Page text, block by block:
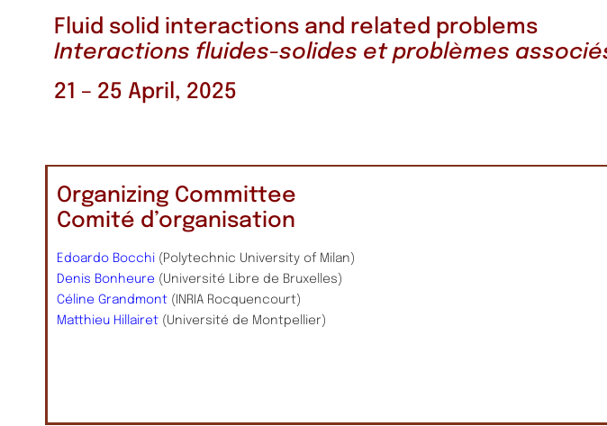
Fluid solid interactions and related problems
Interactions fluides-solides et problèmes
21 – 25 April, 2025
Organizing Committee
Comité d’organisation
Edoardo Bocchi (Polytechnic University of Milan)
Denis Bonheure (Université Libre de Bruxelles)
Céline Grandmont (INRIA Rocquencourt)
Matthieu Hillairet (Université de Montpellier)